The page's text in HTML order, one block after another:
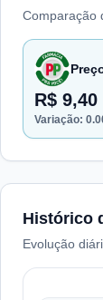
Comparação
R$ 9,40
Variação:
Histórico
Evolução